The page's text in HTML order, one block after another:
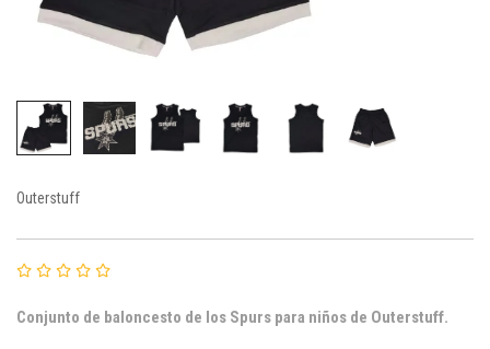
Outerstuff
Conjunto de baloncesto de los Spurs para niños de Outerstuff.